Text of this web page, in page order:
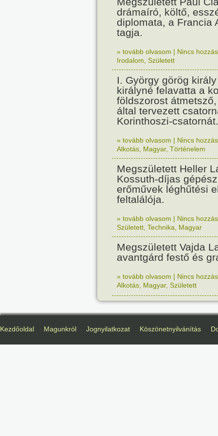
drámaíró, költő,
diplomata, a Francia
tagja.
» tovább olvasom | Nincs
Irodalom Született
I. György görög
királyné felavatta a
földszorost
által tervezett
Korinthoszi-csatornát.
» tovább olvasom | Nincs
Alkotás Magyar, Történelem
Megszületett Heller
Kossuth-díjas
erőművek léghűtési
feltalálója.
» tovább olvasom | Nincs
Született Technika Magyar
Megszületett Vajda
avantgárd festő és
» tovább olvasom | Nincs
Alkotás Magyar, Született
Kezdőoldal Magunkról Jognyilatkozat Köszönetnyilvánítás